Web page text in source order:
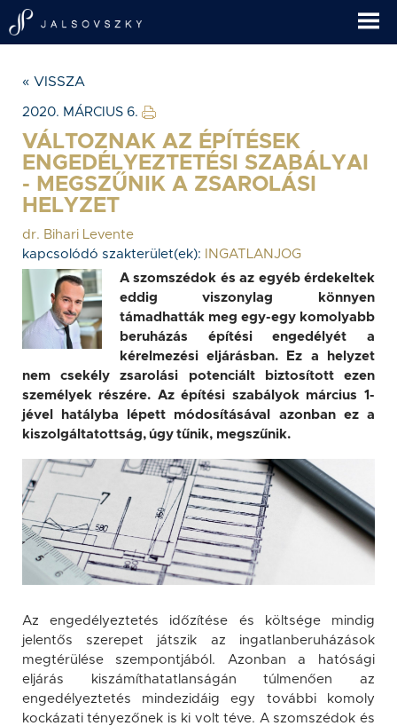
« VISSZA
2020. MÁRCIUS 6.
VÁLTOZNAK AZ ÉPÍTÉSEK
ENGEDÉLYEZTETÉSI SZABÁLYAI
- MEGSZŰNIK A ZSAROLÁSI
HELYZET
dr. Bihari Levente
kapcsolódó szakterület(ek):
INGATLANJOG
A szomszédok és az egyéb érdekeltek
eddig viszonylag könnyen
támadhatták meg egy-egy komolyabb
beruházás építési engedélyét a
kérelmezési eljárásban. Ez a helyzet
nem csekély zsarolási potenciált biztosított ezen
személyek részére. Az építési szabályok március 1-
jével hatályba lépett módosításával azonban ez a
kiszolgáltatottság, úgy tűnik, megszűnik.
Az engedélyeztetés időzítése és költsége mindig
jelentős szerepet játszik az ingatlanberuházások
megtérülése szempontjából. Azonban a hatósági
eljárás kiszámíthatatlanságán túlmenően az
engedélyeztetés mindezidáig egy további komoly
kockázati tényezőnek is ki volt téve. A szomszédok és